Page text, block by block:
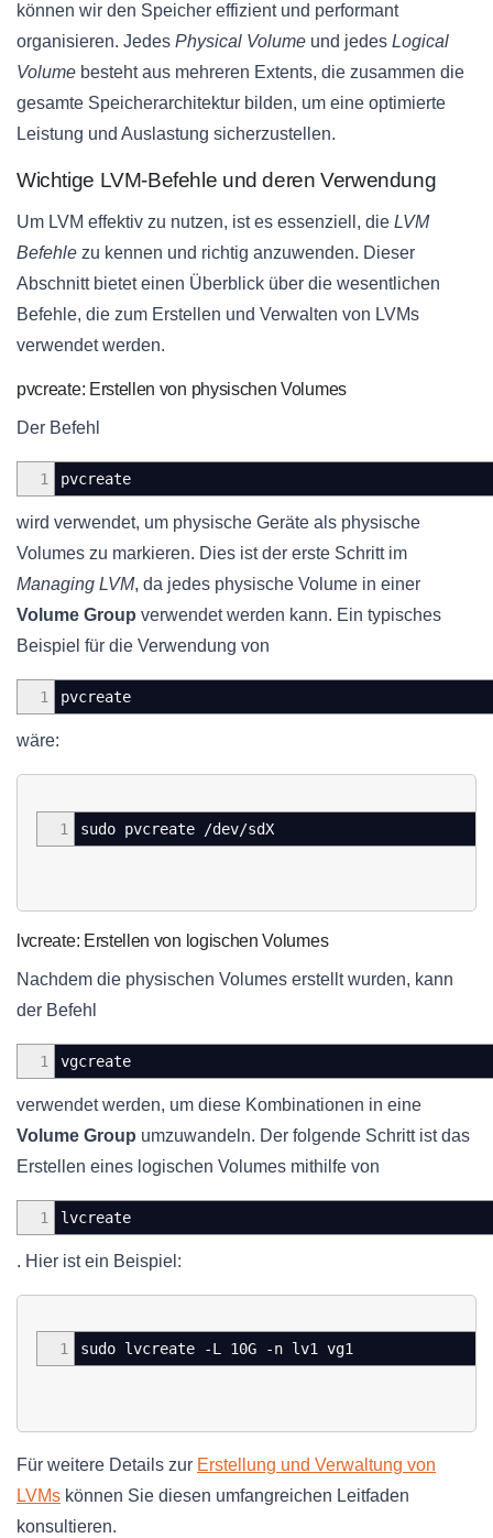
können wir den Speicher effizient und performant
organisieren. Jedes Physical Volume und jedes Logical
Volume besteht aus mehreren Extents, die zusammen die
gesamte Speicherarchitektur bilden, um eine optimierte
Leistung und Auslastung sicherzustellen.
Wichtige LVM-Befehle und deren Verwendung
Um LVM effektiv zu nutzen, ist es essenziell, die LVM
Befehle zu kennen und richtig anzuwenden. Dieser
Abschnitt bietet einen Überblick über die wesentlichen
Befehle, die zum Erstellen und Verwalten von LVMs
verwendet werden.
pvcreate: Erstellen von physischen Volumes
Der Befehl
1 pvcreate
wird verwendet, um physische Geräte als physische
Volumes zu markieren. Dies ist der erste Schritt im
Managing LVM, da jedes physische Volume in einer
Volume Group verwendet werden kann. Ein typisches
Beispiel für die Verwendung von
1 pvcreate
wäre:
1 sudo pvcreate /dev/sdX
lvcreate: Erstellen von logischen Volumes
Nachdem die physischen Volumes erstellt wurden, kann
der Befehl
1 vgcreate
verwendet werden, um diese Kombinationen in eine
Volume Group umzuwandeln. Der folgende Schritt ist das
Erstellen eines logischen Volumes mithilfe von
1 lvcreate
. Hier ist ein Beispiel:
1 sudo lvcreate -L 10G -n lv1 vg1
Für weitere Details zur Erstellung und Verwaltung von
LVMs können Sie diesen umfangreichen Leitfaden
konsultieren.